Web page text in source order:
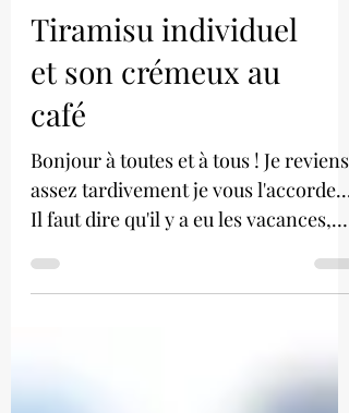
Tiramisu individuel
et son crémeux au
café
Bonjour à toutes et à tous ! Je reviens
assez tardivement je vous l'accorde...
Il faut dire qu'il y a eu les vacances,
puis la reprise...